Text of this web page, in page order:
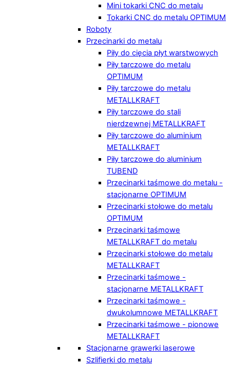
Mini tokarki CNC do metalu
Tokarki CNC do metalu OPTIMUM
Roboty
Przecinarki do metalu
Piły do cięcia płyt warstwowych
Piły tarczowe do metalu
OPTIMUM
Piły tarczowe do metalu
METALLKRAFT
Piły tarczowe do stali
nierdzewnej METALLKRAFT
Piły tarczowe do aluminium
METALLKRAFT
Piły tarczowe do aluminium
TUBEND
Przecinarki taśmowe do metalu -
stacjonarne OPTIMUM
Przecinarki stołowe do metalu
OPTIMUM
Przecinarki taśmowe
METALLKRAFT do metalu
Przecinarki stołowe do metalu
METALLKRAFT
Przecinarki taśmowe -
stacjonarne METALLKRAFT
Przecinarki taśmowe -
dwukolumnowe METALLKRAFT
Przecinarki taśmowe - pionowe
METALLKRAFT
Stacjonarne grawerki laserowe
Szlifierki do metalu